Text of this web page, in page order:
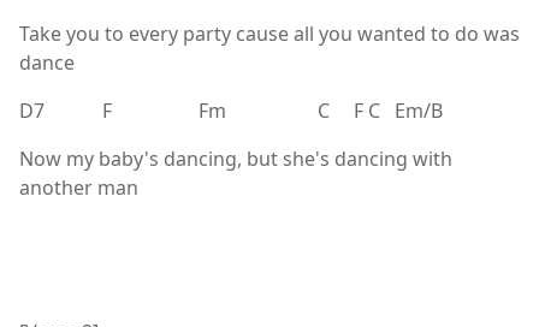
Take you to every party cause all you wanted to do was
dance
D7 F Fm C F C Em/B
Now my baby's dancing, but she's dancing with
another man